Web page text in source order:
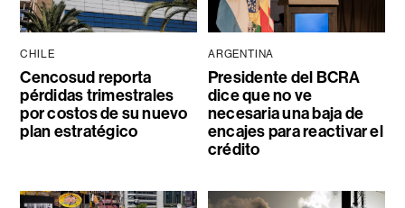
CHILE
Cencosud reporta
pérdidas trimestrales
por costos de su nuevo
plan estratégico
ARGENTINA
Presidente del BCRA
dice que no ve
necesaria una baja de
encajes para reactivar el
crédito